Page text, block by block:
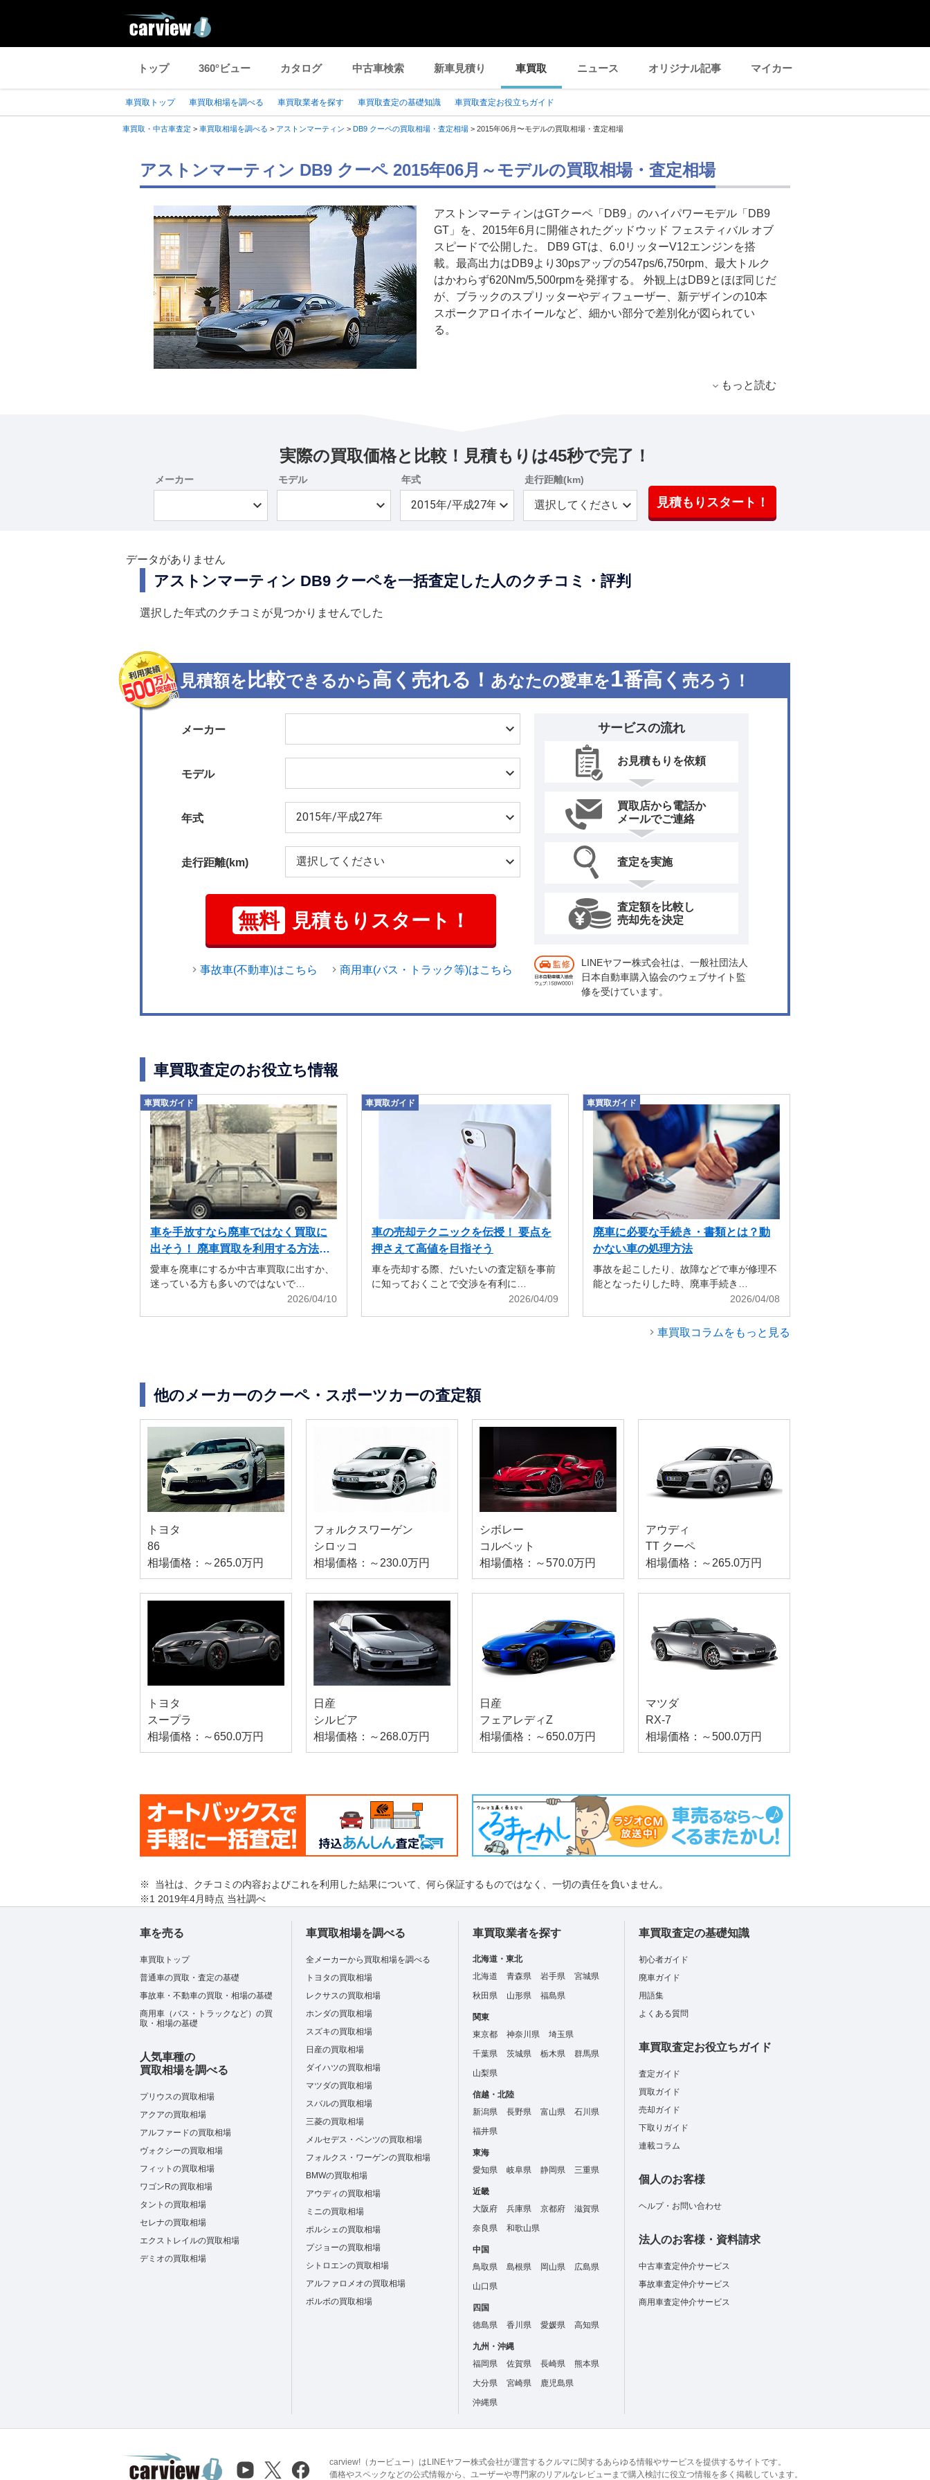
トップ 360°ビュー カタログ 中古車検索 新車見積り 車買取 ニュース オリジナル記事 マイカー
車買取トップ 車買取相場を調べる 車買取業者を探す 車買取査定の基礎知識 車買取査定お役立ちガイド
車買取・中古車査定 > 車買取相場を調べる > アストンマーティン > DB9 クーペの買取相場・査定相場 > 2015年06月〜モデルの買取相場・査定相場
アストンマーティン DB9 クーペ 2015年06月～モデルの買取相場・査定相場
アストンマーティンはGTクーペ「DB9」のハイパワーモデル「DB9
GT」を、2015年6月に開催されたグッドウッド フェスティバル オブ
スピードで公開した。 DB9 GTは、6.0リッターV12エンジンを搭
載。最高出力はDB9より30psアップの547ps/6,750rpm、最大トルク
はかわらず620Nm/5,500rpmを発揮する。 外観上はDB9とほぼ同じだ
が、ブラックのスプリッターやディフューザー、新デザインの10本
スポークアロイホイールなど、細かい部分で差別化が図られてい
る。
もっと読む
実際の買取価格と比較！見積もりは45秒で完了！
メーカー モデル 年式 走行距離(km)
見積もりスタート！
データがありません
アストンマーティン DB9 クーペを一括査定した人のクチコミ・評判
選択した年式のクチコミが見つかりませんでした
見積額を 比較できるから高く売れる！ あなたの愛車を1番高く 売ろう！
メーカー
モデル
年式
走行距離(km)
無料 見積もりスタート！
事故車(不動車)はこちら 商用車(バス・トラック等)はこちら
サービスの流れ
お見積もりを依頼
買取店から電話か
メールでご連絡
査定を実施
査定額を比較し
売却先を決定
LINEヤフー株式会社は、一般社団法人
日本自動車購入協会のウェブサイト監
修を受けています。
車買取査定のお役立ち情報
車買取ガイド
車を手放すなら廃車ではなく買取に
出そう！ 廃車買取を利用する方法も
解説
愛車を廃車にするか中古車買取に出すか、
迷っている方も多いのではないで…
2026/04/10
車買取ガイド
車の売却テクニックを伝授！ 要点を
押さえて高値を目指そう
車を売却する際、だいたいの査定額を事前
に知っておくことで交渉を有利に…
2026/04/09
車買取ガイド
廃車に必要な手続き・書類とは？動
かない車の処理方法
事故を起こしたり、故障などで車が修理不
能となったりした時、廃車手続き…
2026/04/08
車買取コラムをもっと見る
他のメーカーのクーペ・スポーツカーの査定額
トヨタ
86
相場価格：～265.0万円
フォルクスワーゲン
シロッコ
相場価格：～230.0万円
シボレー
コルベット
相場価格：～570.0万円
アウディ
TT クーペ
相場価格：～265.0万円
トヨタ
スープラ
相場価格：～650.0万円
日産
シルビア
相場価格：～268.0万円
日産
フェアレディZ
相場価格：～650.0万円
マツダ
RX-7
相場価格：～500.0万円
※ 当社は、クチコミの内容およびこれを利用した結果について、何ら保証するものではなく、一切の責任を負いません。
※1 2019年4月時点 当社調べ
車を売る
車買取トップ
普通車の買取・査定の基礎
事故車・不動車の買取・相場の基礎
商用車（バス・トラックなど）の買
取・相場の基礎
人気車種の
買取相場を調べる
プリウスの買取相場
アクアの買取相場
アルファードの買取相場
ヴォクシーの買取相場
フィットの買取相場
ワゴンRの買取相場
タントの買取相場
セレナの買取相場
エクストレイルの買取相場
デミオの買取相場
車買取相場を調べる
全メーカーから買取相場を調べる
トヨタの買取相場
レクサスの買取相場
ホンダの買取相場
スズキの買取相場
日産の買取相場
ダイハツの買取相場
マツダの買取相場
スバルの買取相場
三菱の買取相場
メルセデス・ベンツの買取相場
フォルクス・ワーゲンの買取相場
BMWの買取相場
アウディの買取相場
ミニの買取相場
ポルシェの買取相場
プジョーの買取相場
シトロエンの買取相場
アルファロメオの買取相場
ボルボの買取相場
車買取業者を探す
北海道・東北
北海道
青森県 岩手県
宮城県
秋田県
山形県 福島県
関東
東京都
神奈川県
埼玉県
千葉県
茨城県 栃木県
群馬県
山梨県
信越・北陸
新潟県
長野県 富山県
石川県
福井県
東海
愛知県
岐阜県 静岡県 三重県
近畿
大阪府
兵庫県 京都府
滋賀県
奈良県
和歌山県
中国
鳥取県
島根県 岡山県
広島県
山口県
四国
徳島県
香川県 愛媛県 高知県
九州・沖縄
福岡県
佐賀県 長崎県
熊本県
大分県
宮崎県
鹿児島県
沖縄県
車買取査定の基礎知識
初心者ガイド
廃車ガイド
用語集
よくある質問
車買取査定お役立ちガイド
査定ガイド
買取ガイド
売却ガイド
下取りガイド
連載コラム
個人のお客様
ヘルプ・お問い合わせ
法人のお客様・資料請求
中古車査定仲介サービス
事故車査定仲介サービス
商用車査定仲介サービス
carview!（カービュー）はLINEヤフー株式会社が運営するクルマに関するあらゆる情報やサービスを提供するサイトです。
価格やスペックなどの公式情報から、ユーザーや専門家のリアルなレビューまで購入検討に役立つ情報を多く掲載しています。